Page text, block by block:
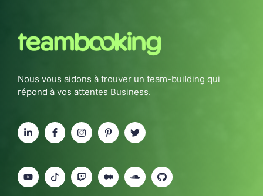
Nous vous aidons à trouver un team-building qui
répond à vos attentes Business.